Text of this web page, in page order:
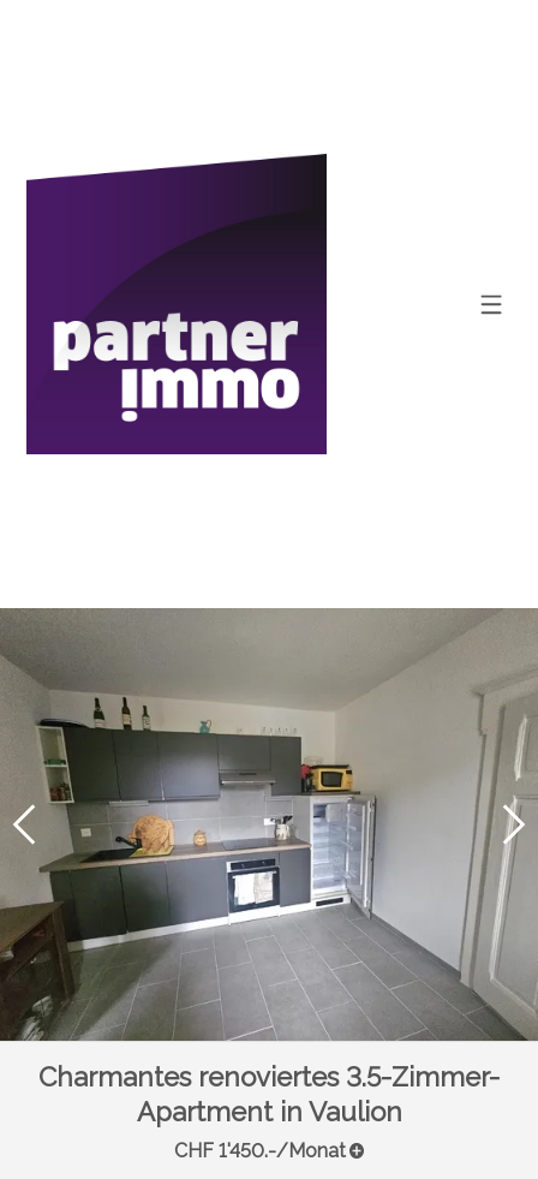
Charmantes renoviertes 3.5-Zimmer-
Apartment in Vaulion
CHF 1'450.-/Monat